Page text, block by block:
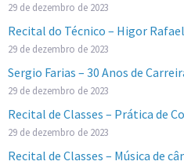
29 de dezembro de 2023
Recital do Técnico – Higor
29 de dezembro de 2023
Sergio Farias – 30 Anos de
29 de dezembro de 2023
Recital de Classes – Prática de
29 de dezembro de 2023
Recital de Classes – Música de